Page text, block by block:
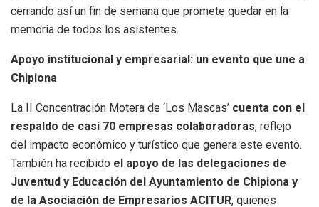
cerrando así un fin de semana que promete quedar en la
memoria de todos los asistentes.
Apoyo institucional y empresarial: un evento que une a
Chipiona
La II Concentración Motera de ‘Los Mascas’ cuenta con el
respaldo de casi 70 empresas colaboradoras, reflejo
del impacto económico y turístico que genera este evento.
También ha recibido el apoyo de las delegaciones de
Juventud y Educación del Ayuntamiento de Chipiona y
de la Asociación de Empresarios ACITUR, quienes